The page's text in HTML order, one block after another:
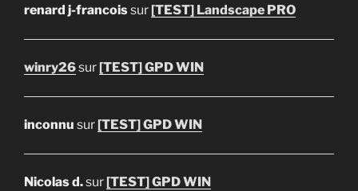
renard j-francoissur [TEST] Landscape PRO
winry26sur [TEST] GPD WIN
inconnu sur [TEST] GPD WIN
Nicolas d.sur [TEST] GPD WIN